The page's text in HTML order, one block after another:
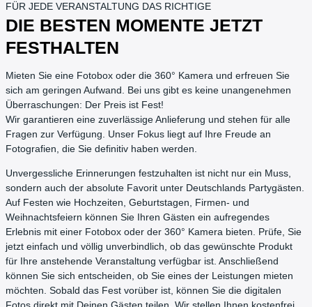
FÜR JEDE VERANSTALTUNG DAS RICHTIGE
DIE BESTEN MOMENTE JETZT
FESTHALTEN
Mieten Sie eine Fotobox oder die 360° Kamera und erfreuen Sie
sich am geringen Aufwand. Bei uns gibt es keine unangenehmen
Überraschungen: Der Preis ist Fest!
Wir garantieren eine zuverlässige Anlieferung und stehen für alle
Fragen zur Verfügung. Unser Fokus liegt auf Ihre Freude an
Fotografien, die Sie definitiv haben werden.
Unvergessliche Erinnerungen festzuhalten ist nicht nur ein Muss,
sondern auch der absolute Favorit unter Deutschlands Partygästen.
Auf Festen wie Hochzeiten, Geburtstagen, Firmen- und
Weihnachtsfeiern können Sie Ihren Gästen ein aufregendes
Erlebnis mit einer Fotobox oder der 360° Kamera bieten. Prüfe, Sie
jetzt einfach und völlig unverbindlich, ob das gewünschte Produkt
für Ihre anstehende Veranstaltung verfügbar ist. Anschließend
können Sie sich entscheiden, ob Sie eines der Leistungen mieten
möchten. Sobald das Fest vorüber ist, können Sie die digitalen